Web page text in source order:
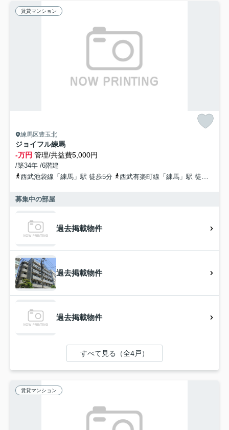
賃貸マンション
練馬区豊玉北
ジョイフル練馬
-万円 管理/共益費5,000円
/築34年 /6階建
西武池袋線「練馬」駅 徒歩5分
西武有楽町線「練馬」駅 徒歩5分
募集中の部屋
過去掲載物件
過去掲載物件
過去掲載物件
すべて見る（全4戸）
賃貸マンション